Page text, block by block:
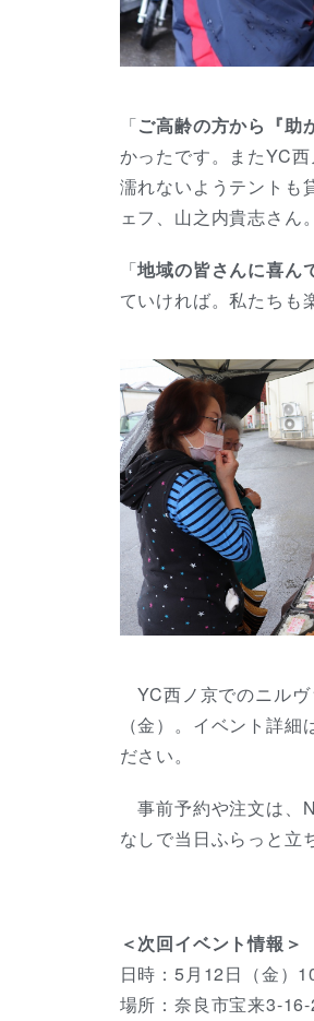
「ご高齢の方から『助
かったです。またYC
濡れないようテントも
ェフ、山之内貴志さん。
「地域の皆さんに喜ん
ていければ。私たちも
YC西ノ京でのニルヴ
（金）。イベント詳
ださい。
事前予約や注文は、
なしで当日ふらっと
＜次回イベント情報＞
日時：5月12日（金）
場所：奈良市宝来3-